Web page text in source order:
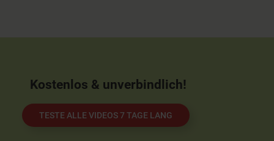
Kostenlos & unverbindlich!
TESTE ALLE VIDEOS 7 TAGE LANG